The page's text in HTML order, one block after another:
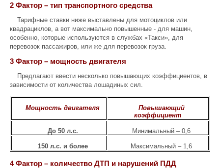
2 Фактор – тип транспортного средства
Тарифные ставки ниже выставлены для мотоциклов или
квадрациклов, а вот максимально повышенные - для машин,
особенно, которые используются в службах «Такси», для
перевозок пассажиров, или же для перевозок груза.
3 Фактор – мощность двигателя
Предлагают ввести несколько повышающих коэффициентов, в
зависимости от количества лошадиных сил.
Мощность двигателя
Повышающий
коэффициент
До 50 л.с. Минимальный – 0,6
150 л.с. и более Максимальный – 1,6
4 Фактор – количество ДТП и нарушений ПДД